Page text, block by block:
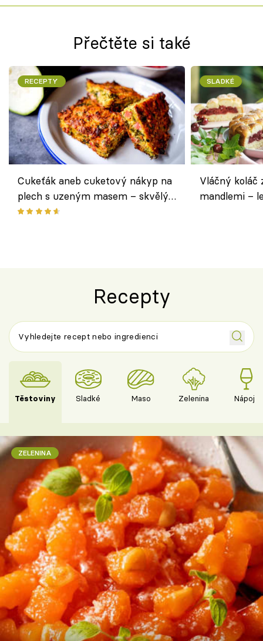
Přečtěte si také
RECEPTY
Cukeťák aneb cuketový nákyp na
plech s uzeným masem – skvělý
způsob, jak zpracovat přerostlé
SLADKÉ
Vláčný koláč
mandlemi –
Recepty
Těstoviny Sladké Maso Zelenina Nápoje
ZELENINA